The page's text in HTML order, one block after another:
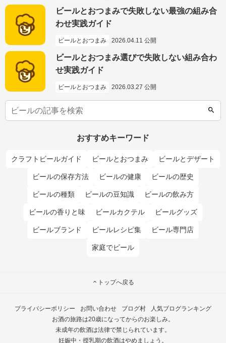
ビールとおつまみで失敗しない最強の組み合
わせ実践ガイド
ビールとおつまみ 2026.04.11 公開
ビールとおつまみ選びで失敗しない組み合わ
せ実践ガイド
ビールとおつまみ 2026.03.27 公開
おすすめキーワード
クラフトビールガイド ビールとおつまみ ビールとデザート
ビールの保存方法 ビールの健康 ビールの歴史
ビールの種類 ビールの豆知識 ビールの飲み方
ビールの香りと味 ビールカクテル ビールグッズ
ビールブランド ビールレシピ集 ビール専門店
家庭でビール
トップへ戻る
プライバシーポリシー お問い合わせ ブログ村
人気ブログランキング
お酒の旅路は20歳になってからのお楽しみ。
未成年の飲酒は法律で禁じられています。
妊娠中・授乳期の飲酒はやめましょう。